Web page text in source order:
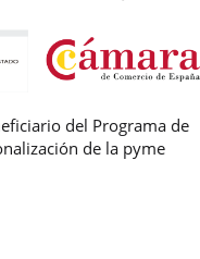
del Programa de
de la pyme